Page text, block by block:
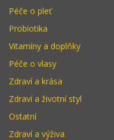
Péče o pleť
Probiotika
Vitamíny a doplňky
Péče o vlasy
Zdraví a krása
Zdraví a životní styl
Ostatní
Zdraví a výživa